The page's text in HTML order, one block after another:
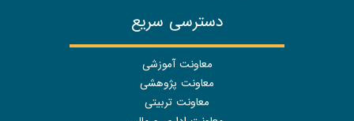
دسترسی سریع
معاونت آموزشی
معاونت پژوهشی
معاونت تربیتی